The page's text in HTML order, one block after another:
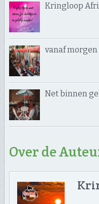
Kringloop
vanaf
Net binnen
Over de